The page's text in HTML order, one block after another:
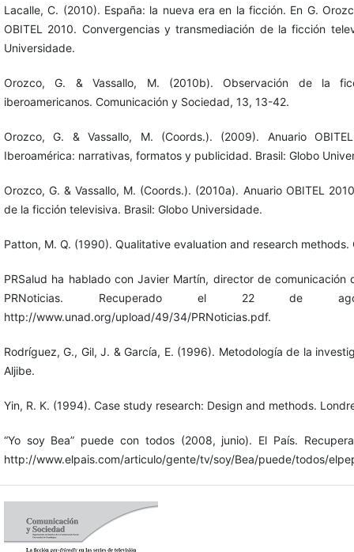
Lacalle, C. (2010). España: la nueva era en la ficción. En G.
OBITEL 2010. Convergencias y transmediación de la ficción
Universidade.
Orozco, G. & Vassallo, M. (2010b). Observación de la
iberoamericanos. Comunicación y Sociedad, 13, 13-42.
Orozco, G. & Vassallo, M. (Coords.). (2009). Anuario
Iberoamérica: narrativas, formatos y publicidad. Brasil: Globo
Orozco, G. & Vassallo, M. (Coords.). (2010a). Anuario OBITEL
de la ficción televisiva. Brasil: Globo Universidade.
Patton, M. Q. (1990). Qualitative evaluation and research methods.
PRSalud ha hablado con Javier Martín, director de
PRNoticias. Recuperado el 22 de
http://www.unad.org/upload/49/34/PRNoticias.pdf.
Rodríguez, G., Gil, J. & García, E. (1996). Metodología de la
Aljibe.
Yin, R. K. (1994). Case study research: Design and methods.
“Yo soy Bea” puede con todos (2008, junio). El País.
http://www.elpais.com/articulo/gente/tv/soy/Bea/puede/todos/